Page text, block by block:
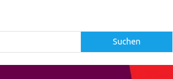
Suchen